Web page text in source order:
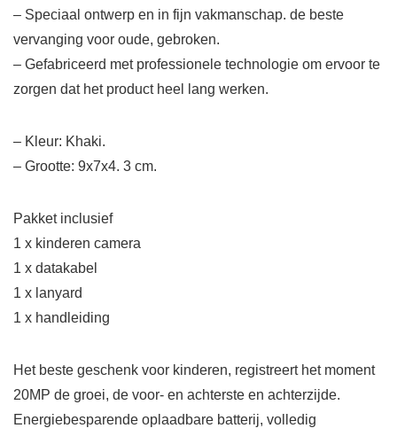
– Speciaal ontwerp en in fijn vakmanschap. de beste
vervanging voor oude, gebroken.
– Gefabriceerd met professionele technologie om ervoor te
zorgen dat het product heel lang werken.
– Kleur: Khaki.
– Grootte: 9x7x4. 3 cm.
Pakket inclusief
1 x kinderen camera
1 x datakabel
1 x lanyard
1 x handleiding
Het beste geschenk voor kinderen, registreert het moment
20MP de groei, de voor- en achterste en achterzijde.
Energiebesparende oplaadbare batterij, volledig